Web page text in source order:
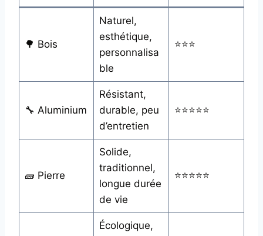
🌳 Bois
Naturel,
esthétique,
personnalisa
ble
⭐⭐⭐
🔧 Aluminium
Résistant,
durable, peu
d’entretien
⭐⭐⭐⭐⭐
🧱 Pierre
Solide,
traditionnel,
longue durée
de vie
⭐⭐⭐⭐⭐
Écologique,